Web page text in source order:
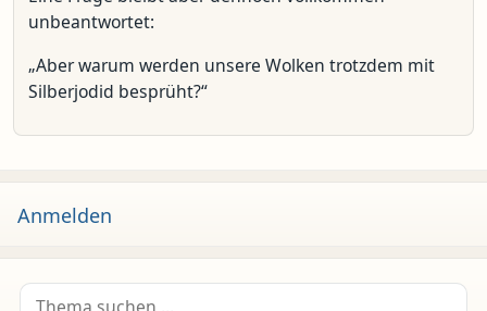
unbeantwortet:
„Aber warum werden unsere Wolken trotzdem mit
Silberjodid besprüht?“
Anmelden
Suche nach: